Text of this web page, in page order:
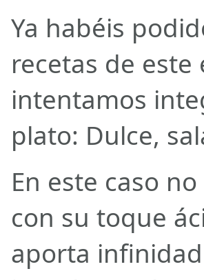
Ya habéis
recetas de
intentamos
plato: Dulce,
En este caso
con su toque
aporta